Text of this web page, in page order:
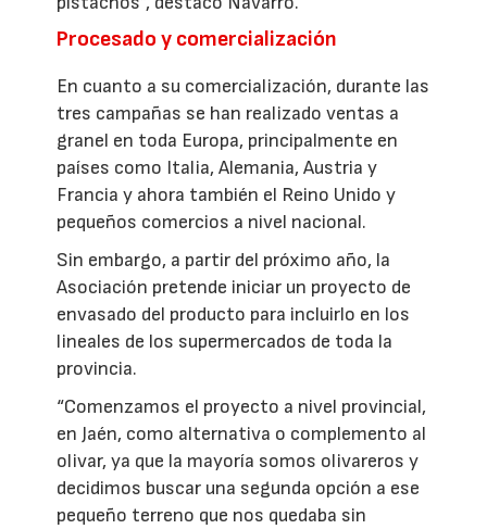
Procesado y comercialización
En cuanto a su comercialización, durante las
tres campañas se han realizado ventas a
granel en toda Europa, principalmente en
países como Italia, Alemania, Austria y
Francia y ahora también el Reino Unido y
pequeños comercios a nivel nacional.
Sin embargo, a partir del próximo año, la
Asociación pretende iniciar un proyecto de
envasado del producto para incluirlo en los
lineales de los supermercados de toda la
provincia.
“Comenzamos el proyecto a nivel provincial,
en Jaén, como alternativa o complemento al
olivar, ya que la mayoría somos olivareros y
decidimos buscar una segunda opción a ese
pequeño terreno que nos quedaba sin